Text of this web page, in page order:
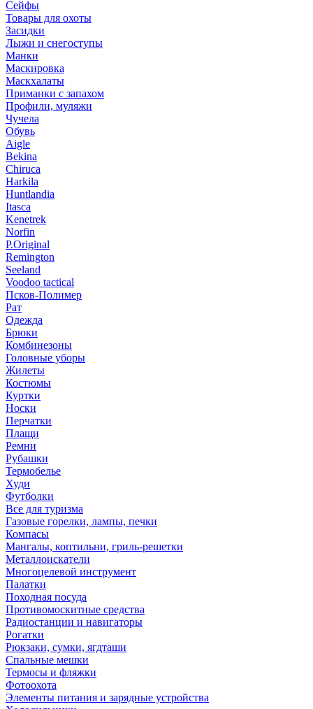
Сейфы
Товары для охоты
Засидки
Лыжи и снегоступы
Манки
Маскировка
Маскхалаты
Приманки с запахом
Профили, муляжи
Чучела
Обувь
Aigle
Bekina
Chiruсa
Harkila
Huntlandia
Itasca
Kenetrek
Norfin
P.Original
Remington
Seeland
Voodoo tactical
Псков-Полимер
Рат
Одежда
Брюки
Комбинезоны
Головные уборы
Жилеты
Костюмы
Куртки
Носки
Перчатки
Плащи
Ремни
Рубашки
Термобелье
Худи
Футболки
Все для туризма
Газовые горелки, лампы, печки
Компасы
Мангалы, коптильни, гриль-решетки
Металлоискатели
Многоцелевой инструмент
Палатки
Походная посуда
Противомоскитные средства
Радиостанции и навигаторы
Рогатки
Рюкзаки, сумки, ягдташи
Спальные мешки
Термосы и фляжки
Фотоохота
Элементы питания и зарядные устройства